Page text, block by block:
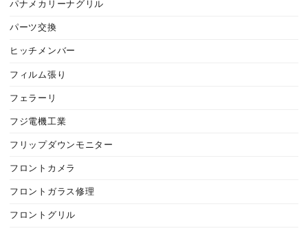
パナメカリーナグリル
パーツ交換
ヒッチメンバー
フィルム張り
フェラーリ
フジ電機工業
フリップダウンモニター
フロントカメラ
フロントガラス修理
フロントグリル